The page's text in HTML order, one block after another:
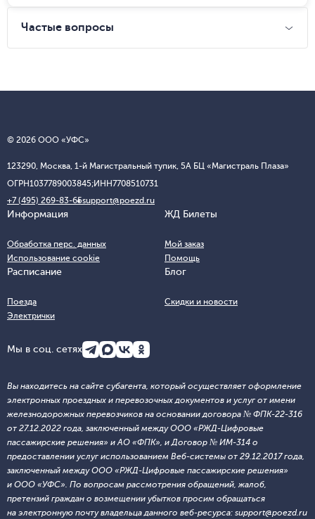
Частые вопросы
© 2026 ООО «УФС»
123290, Москва, 1-й Магистральный тупик, 5А БЦ «Магистраль Плаза»
ОГРН1037789003845;ИНН7708510731
+7 (495) 269-83-65support@poezd.ru
Информация
Обработка перс. данных
Использование cookie
ЖД Билеты
Мой заказ
Помощь
Расписание
Поезда
Электрички
Блог
Скидки и новости
Мы в соц. сетях
Вы находитесь на сайте субагента, который осуществляет оформление
электронных проездных и перевозочных документов и услуг от имени
железнодорожных перевозчиков на основании договора № ФПК-22-316
от 27.12.2022 года, заключенный между ООО «РЖД-Цифровые
пассажирские решения» и АО «ФПК», и Договор № ИМ-314 о
предоставлении услуг использованием Веб-системы от 29.12.2017 года,
заключенный между ООО «РЖД-Цифровые пассажирские решения»
и ООО «УФС». По вопросам рассмотрения обращений, жалоб,
претензий граждан о возмещении убытков просим обращаться
на электронную почту владельца данного веб-ресурса: support@poezd.ru